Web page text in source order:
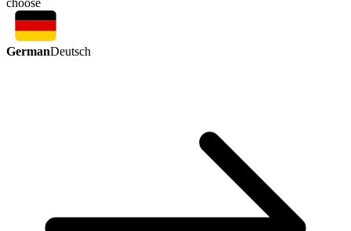
choose
GermanDeutsch